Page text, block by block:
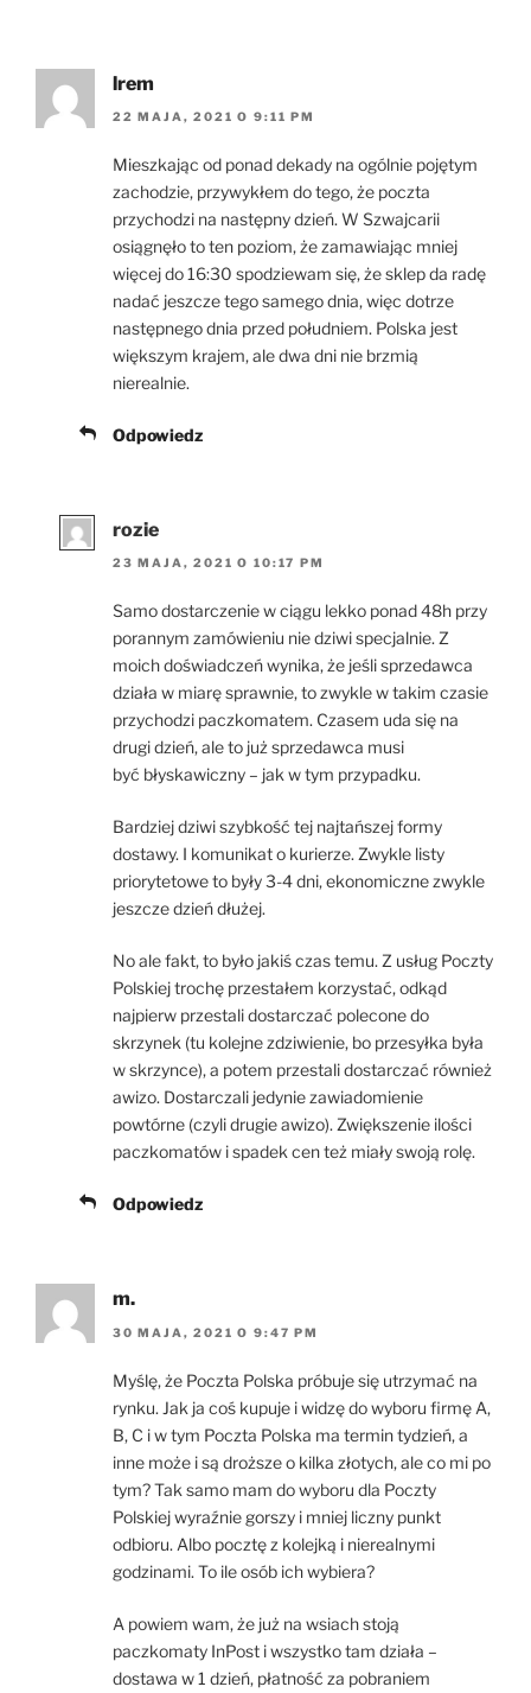
lrem
22 MAJA, 2021 O 9:11 PM
Mieszkając od ponad dekady na ogólnie pojętym
zachodzie, przywykłem do tego, że poczta
przychodzi na następny dzień. W Szwajcarii
osiągnęło to ten poziom, że zamawiając mniej
więcej do 16:30 spodziewam się, że sklep da radę
nadać jeszcze tego samego dnia, więc dotrze
następnego dnia przed południem. Polska jest
większym krajem, ale dwa dni nie brzmią
nierealnie.
Odpowiedz
rozie
23 MAJA, 2021 O 10:17 PM
Samo dostarczenie w ciągu lekko ponad 48h przy
porannym zamówieniu nie dziwi specjalnie. Z
moich doświadczeń wynika, że jeśli sprzedawca
działa w miarę sprawnie, to zwykle w takim czasie
przychodzi paczkomatem. Czasem uda się na
drugi dzień, ale to już sprzedawca musi
być błyskawiczny – jak w tym przypadku.
Bardziej dziwi szybkość tej najtańszej formy
dostawy. I komunikat o kurierze. Zwykle listy
priorytetowe to były 3-4 dni, ekonomiczne zwykle
jeszcze dzień dłużej.
No ale fakt, to było jakiś czas temu. Z usług Poczty
Polskiej trochę przestałem korzystać, odkąd
najpierw przestali dostarczać polecone do
skrzynek (tu kolejne zdziwienie, bo przesyłka była
w skrzynce), a potem przestali dostarczać również
awizo. Dostarczali jedynie zawiadomienie
powtórne (czyli drugie awizo). Zwiększenie ilości
paczkomatów i spadek cen też miały swoją rolę.
Odpowiedz
m.
30 MAJA, 2021 O 9:47 PM
Myślę, że Poczta Polska próbuje się utrzymać na
rynku. Jak ja coś kupuje i widzę do wyboru firmę A,
B, C i w tym Poczta Polska ma termin tydzień, a
inne może i są droższe o kilka złotych, ale co mi po
tym? Tak samo mam do wyboru dla Poczty
Polskiej wyraźnie gorszy i mniej liczny punkt
odbioru. Albo pocztę z kolejką i nierealnymi
godzinami. To ile osób ich wybiera?
A powiem wam, że już na wsiach stoją
paczkomaty InPost i wszystko tam działa –
dostawa w 1 dzień, płatność za pobraniem